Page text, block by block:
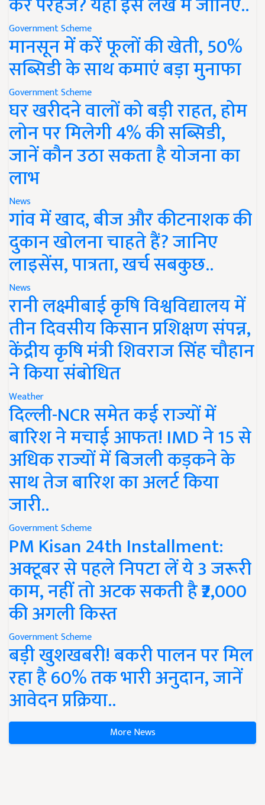
Government Scheme
मानसून में करें फूलों की खेती, 50%
सब्सिडी के साथ कमाएं बड़ा मुनाफा
Government Scheme
घर खरीदने वालों को बड़ी राहत, होम
लोन पर मिलेगी 4% की सब्सिडी,
जानें कौन उठा सकता है योजना का
लाभ
News
गांव में खाद, बीज और कीटनाशक की
दुकान खोलना चाहते हैं? जानिए
लाइसेंस, पात्रता, खर्च सबकुछ..
News
रानी लक्ष्मीबाई कृषि विश्वविद्यालय में
तीन दिवसीय किसान प्रशिक्षण संपन्न,
केंद्रीय कृषि मंत्री शिवराज सिंह चौहान
ने किया संबोधित
Weather
दिल्ली-NCR समेत कई राज्यों में
बारिश ने मचाई आफत! IMD ने 15 से
अधिक राज्यों में बिजली कड़कने के
साथ तेज बारिश का अलर्ट किया
जारी..
Government Scheme
PM Kisan 24th Installment:
अक्टूबर से पहले निपटा लें ये 3 जरूरी
काम, नहीं तो अटक सकती है ₹2,000
की अगली किस्त
Government Scheme
बड़ी खुशखबरी! बकरी पालन पर मिल
रहा है 60% तक भारी अनुदान, जानें
आवेदन प्रक्रिया..
More News